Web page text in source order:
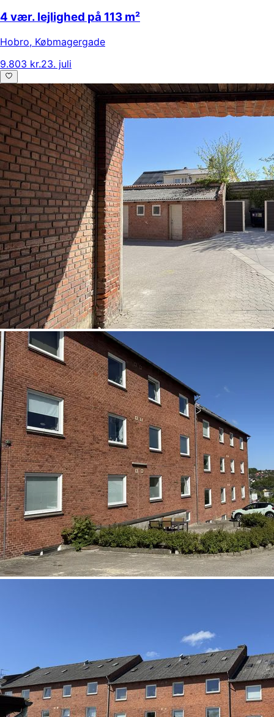
4 vær. lejlighed på 113 m²
Hobro, Købmagergade
9.803 kr.23. juli